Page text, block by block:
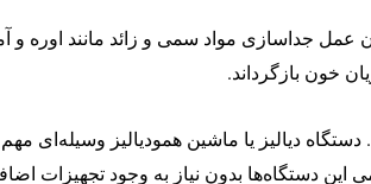
جداسازی مواد سمی و زائد مانند اوره و
خون بازگرداند.
دستگاه دیالیز یا ماشین همودیالیز وسیله‌ای
دستگاه‌ها بدون نیاز به وجود تجهیزات